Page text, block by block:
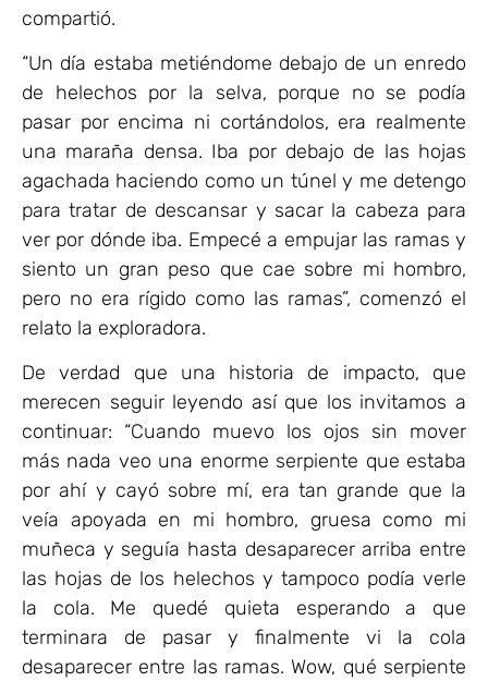
compartió.
“Un día estaba metiéndome debajo de un enredo
de helechos por la selva, porque no se podía
pasar por encima ni cortándolos, era realmente
una maraña densa. Iba por debajo de las hojas
agachada haciendo como un túnel y me detengo
para tratar de descansar y sacar la cabeza para
ver por dónde iba. Empecé a empujar las ramas y
siento un gran peso que cae sobre mi hombro,
pero no era rígido como las ramas”, comenzó el
relato la exploradora.
De verdad que una historia de impacto, que
merecen seguir leyendo así que los invitamos a
continuar: “Cuando muevo los ojos sin mover
más nada veo una enorme serpiente que estaba
por ahí y cayó sobre mí, era tan grande que la
veía apoyada en mi hombro, gruesa como mi
muñeca y seguía hasta desaparecer arriba entre
las hojas de los helechos y tampoco podía verle
la cola. Me quedé quieta esperando a que
terminara de pasar y finalmente vi la cola
desaparecer entre las ramas. Wow, qué serpiente